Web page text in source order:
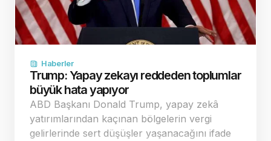
Haberler
Trump: Yapay zekayı reddeden toplumlar
büyük hata yapıyor
ABD Başkanı Donald Trump, yapay zekâ
yatırımlarından kaçınan bölgelerin vergi
gelirlerinde sert düşüşler yaşanacağını ifade